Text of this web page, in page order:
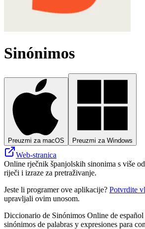
Sinónimos
Preuzmi za macOS Preuzmi za Windows
Web-stranica
Online rječnik španjolskih sinonima s više
riječi i izraze za pretraživanje.
Jeste li programer ove aplikacije? Potvrdite
upravljali ovim unosom.
Diccionario de Sinónimos Online de
sinónimos de palabras y expresiones para